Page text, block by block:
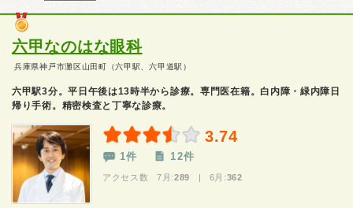
六甲なのはな眼科
兵庫県神戸市灘区山田町（六甲駅、六甲道駅）
六甲駅3分。平日午後は13時半から診療。専門医在籍。白内障・緑内障日
帰り手術。精密検査と丁寧な診療。
3.74
1件 12件
アクセス数 7月:289 | 6月:362